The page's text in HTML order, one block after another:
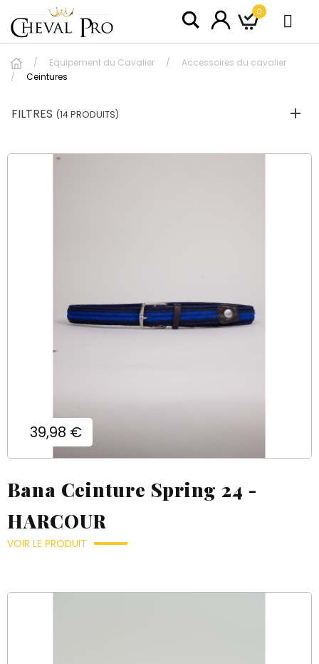
0
Equipement du Cavalier
Accessoires du cavalier
Ceintures
FILTRES (14 PRODUITS)
Prix
39,98 €
Bana Ceinture Spring 24 -
HARCOUR
VOIR LE PRODUIT